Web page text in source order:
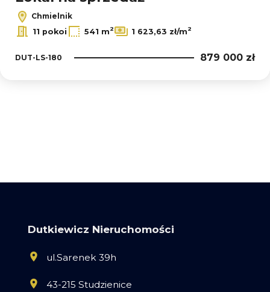
Chmielnik
11 pokoi
541 m2 1 623,63 zł/m2
DUT-LS-180 879 000 zł
Dutkiewicz Nieruchomości
ul.Sarenek 39h
43-215 Studzienice